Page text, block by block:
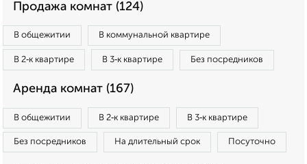
Продажа комнат (124)
В общежитии В коммунальной квартире
В 2‑к квартире В 3‑к квартире Без посредников
Аренда комнат (167)
В общежитии В 2‑к квартире В 3‑к квартире
Без посредников На длительный срок Посуточно